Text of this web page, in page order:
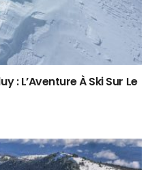
: L’Aventure À Ski Sur Le